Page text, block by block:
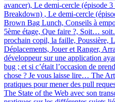
avancer), Le demi-cercle (épisode
Breakdown) , Le demi-cercle
Brown Bag Lunch, Conseils à
5ème étage, Que faire ?, Soit…
prochain copil, la faille, Poussière,
Déplacements, Jouer et Ranger,
développeur sur une application
bug ; et si c’était l’occasion de
chose ? Je vous laisse lire… The
pratiques pour mener des pull
The State of the Web avec son